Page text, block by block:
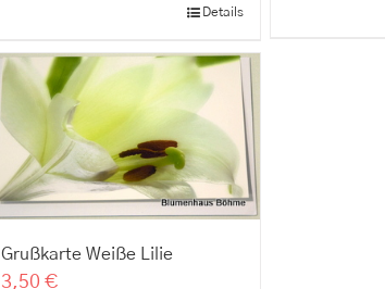
Details
Grußkarte Weiße Lilie
3,50€